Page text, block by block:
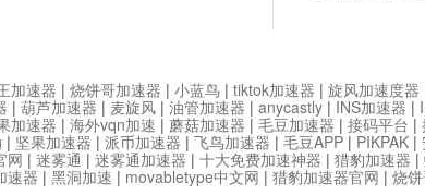
加速器 | 烧饼哥加速器 | 小蓝鸟 | tiktok加速器 | 旋风加速度器
| 葫芦加速器 | 麦旋风 | 油管加速器 | anycastly | INS加速器 |
加速器 | 海外vqn加速 | 蘑菇加速器 | 毛豆加速器 | 接码平台 |
| 坚果加速器 | 派币加速器 | 飞鸟加速器 | 毛豆APP | PIKPAK |
网 | 迷雾通 | 迷雾通加速器 | 十大免费加速神器 | 猎豹加速器 |
速器 | 黑洞加速 | movabletype中文网 | 猎豹加速器官网 | 烧